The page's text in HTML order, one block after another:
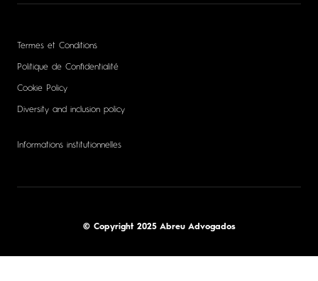
Termes et Conditions
Politique de Confidentialité
Cookie Policy
Diversity and inclusion policy
Informations institutionnelles
© Copyright 2025 Abreu Advogados